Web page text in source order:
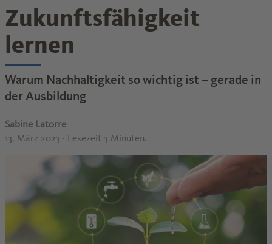
Zukunftsfähigkeit
lernen
Warum Nachhaltigkeit so wichtig ist – gerade in
der Ausbildung
Sabine Latorre
13. März 2023 · Lesezeit 3 Minuten.